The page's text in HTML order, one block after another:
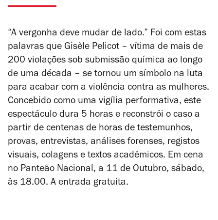
“A vergonha deve mudar de lado.” Foi com estas
palavras que Gisèle Pelicot – vítima de mais de
200 violações sob submissão química ao longo
de uma década – se tornou um símbolo na luta
para acabar com a violência contra as mulheres.
Concebido como uma vigília performativa, este
espectáculo dura 5 horas e reconstrói o caso a
partir de centenas de horas de testemunhos,
provas, entrevistas, análises forenses, registos
visuais, colagens e textos académicos. Em cena
no Panteão Nacional, a 11 de Outubro, sábado,
às 18.00. A entrada gratuita.